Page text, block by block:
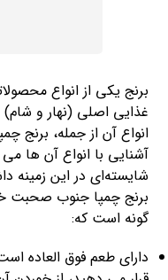
برنج یکی از انواع
غذایی اصلی (نهار و شام)
انواع آن از جمله، برنج
آشنایی با انواع آن ها
شایسته‌ای در این زمینه
برنج چمپا جنوب صحبت
گونه است که:
دارای طعم فوق العاده